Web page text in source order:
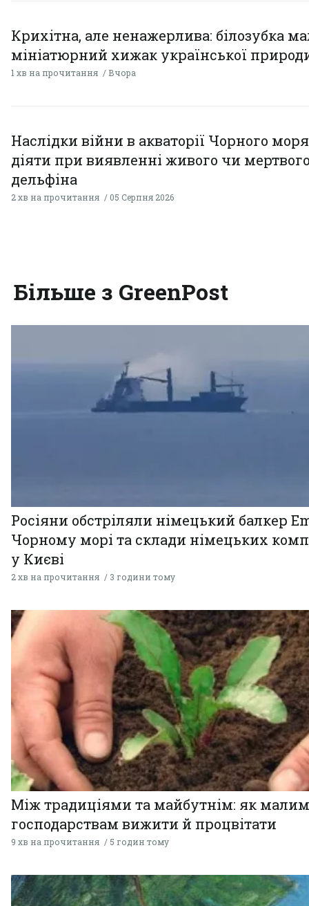
Крихітна, але ненажерлива: білозубка
мініатюрний хижак української
1 хв на прочитання Вчора
Наслідки війни в акваторії Чорного
діяти при виявленні живого чи
дельфіна
2 хв на прочитання 05 Серпня 2026
Більше з GreenPost
Росіяни обстріляли німецький балкер
Чорному морі та склади німецьких
у Києві
2 хв на прочитання 3 години тому
Між традиціями та майбутнім: як малим
господарствам вижити й процвітати
9 хв на прочитання 5 годин тому